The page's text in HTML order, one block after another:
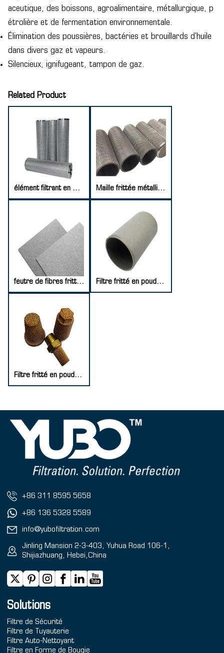
aceutique, des boissons, agroalimentaire, métallurgique, p
étrolière et de fermentation environnementale.
Élimination des poussières, bactéries et brouillards d'huile
dans divers gaz et vapeurs.
Silencieux, ignifugeant, tampon de gaz.
Related Product
élément filtrant en maille frittée Maille frittée métallique perforée
feutre de fibres frittées en acier inoxydable Filtre fritté en poudre de titane
Filtre fritté en poudre de cuivre
+86 311 8595 5658
+86 136 5328 5589
info@yubofiltration.com
Jinling Mansion 2-3-403, Yuhua Road 106-1,
Shijiazhuang, Hebei,China
Solutions
Filtre de Sécurité
Filtre de Tuyauterie
Filtre Auto-Nettoyant
Filtre en Forme de Bougie